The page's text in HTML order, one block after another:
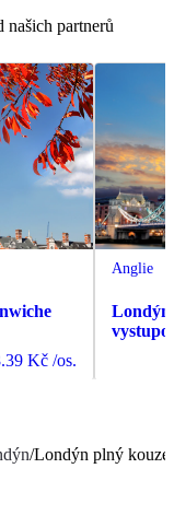
partnerů
Kč /os.
Anglie
/Londýn plný kouzel